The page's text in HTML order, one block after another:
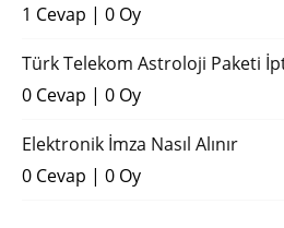
1 Cevap | 0 Oy
Türk Telekom Astroloji Paketi
0 Cevap | 0 Oy
Elektronik İmza Nasıl Alınır
0 Cevap | 0 Oy